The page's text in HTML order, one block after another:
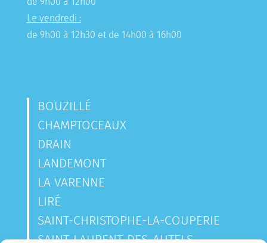
Le vendredi :
de 9h00 à 12h30 et de 14h00 à 16h00
BOUZILLÉ
CHAMPTOCEAUX
DRAIN
LANDEMONT
LA VARENNE
LIRÉ
SAINT-CHRISTOPHE-LA-COUPERIE
SAINT-LAURENT-DES-AUTELS